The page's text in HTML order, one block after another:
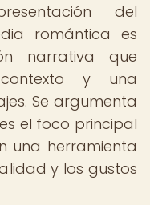
del
romántica es
narrativa que
y una
Se argumenta
el foco principal
una herramienta
y los gustos